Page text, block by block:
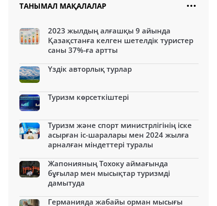
ТАНЫМАЛ МАҚАЛАЛАР
2023 жылдың алғашқы 9 айында
Қазақстанға келген шетелдік туристер
саны 37%-ға артты
Үздік авторлық турлар
Туризм көрсеткіштері
Туризм және спорт министрлігінің іске
асырған іс-шаралары мен 2024 жылға
арналған міндеттері туралы
Жапонияның Тохоку аймағында
бұғылар мен мысықтар туризмді
дамытуда
Германияда жабайы орман мысығы